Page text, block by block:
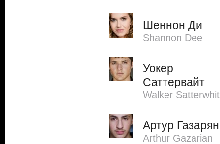
Шеннон Ди
Shannon Dee
Уокер
Саттервайт
Walker
Артур Газарян
Arthur Gazarian